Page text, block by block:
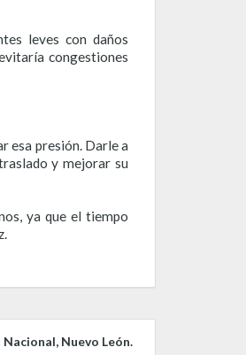
leves con daños
congestiones
esa presión. Darle a
y mejorar su
ya que el tiempo
Nuevo León.